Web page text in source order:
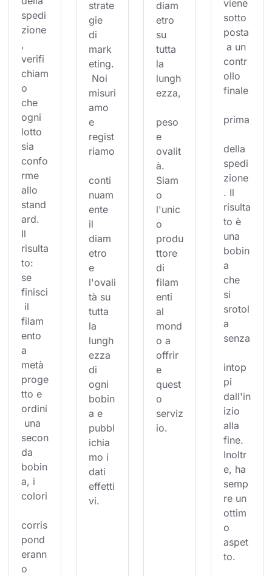
spedi
zione
,
verifi
chiam
o
che
ogni
lotto
sia
confo
rme
allo
stand
ard.
Il
risulta
to:
se
finisci
il
filam
ento
a
metà
proge
tto e
ordini
una
secon
da
bobin
a, i
colori
corris
pond
erann
o
strate
gie
di
mark
eting.
Noi
misuri
amo
e
regist
riamo
conti
nuam
ente
il
diam
etro
e
l'ovali
tà su
tutta
la
lungh
ezza
di
ogni
bobin
a e
pubbl
ichia
mo i
dati
effetti
vi.
diam
etro
su
tutta
la
lungh
ezza,
peso
e
ovalit
à.
Siam
o
l'unic
o
produ
ttore
di
filam
enti
al
mond
o a
offrir
e
quest
o
serviz
io.
viene
sotto
posta
a un
contr
ollo
finale
prima
della
spedi
zione
. Il
risulta
to è
una
bobin
a
che
si
srotol
a
senza
intop
pi
dall'in
izio
alla
fine.
Inoltr
e, ha
semp
re un
ottim
o
aspet
to.